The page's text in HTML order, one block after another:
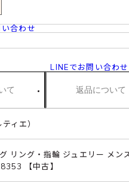
合わせ
LINEでお問い合わせ
て 返品について
ィエ）
リング・指輪 ジュエリー メン
【中古】